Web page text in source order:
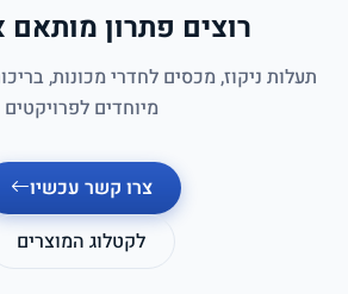
רוצים פתרון
תעלות ניקוז, מכסים לחדרי מכונות,
מיוחדים לפרויקטים
צרו קשר עכשיו
לקטלוג המוצרים